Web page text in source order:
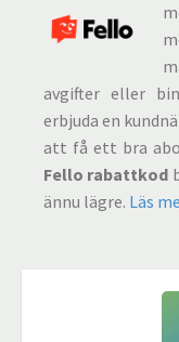
avgifter eller
erbjuda en
att få ett bra
Fello rabattkod
ännu lägre. Läs